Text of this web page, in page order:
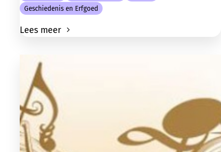
Geschiedenis en Erfgoed
Lees meer